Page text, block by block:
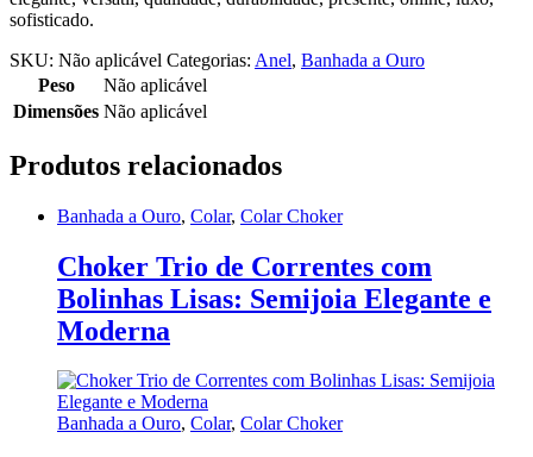
sofisticado.
SKU: Não aplicável Categorias: Anel, Banhada a Ouro
Peso
Não aplicável
Dimensões Não aplicável
Produtos relacionados
Banhada a Ouro, Colar, Colar Choker
Choker Trio de Correntes com
Bolinhas Lisas: Semijoia Elegante e
Moderna
Banhada a Ouro, Colar, Colar Choker